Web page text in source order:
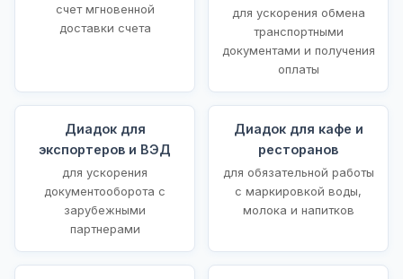
счет мгновенной
доставки счета
для ускорения обмена
транспортными
документами и получения
оплаты
Диадок для
экспортеров и ВЭД
для ускорения
документооборота с
зарубежными
партнерами
Диадок для кафе и
ресторанов
для обязательной работы
с маркировкой воды,
молока и напитков